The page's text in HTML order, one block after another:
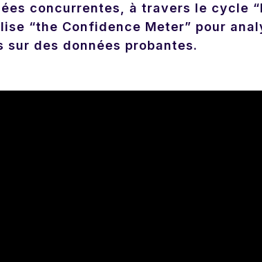
concurrentes, à travers le cycle
“the Confidence Meter” pour
des données probantes.